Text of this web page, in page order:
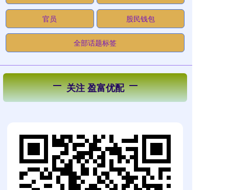
官员 股民钱包
全部话题标签
关注 盈富优配